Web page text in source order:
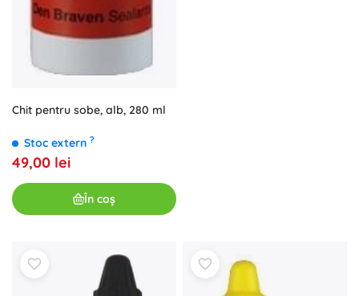
Chit pentru sobe, alb, 280 ml
Stoc extern ?
49,00 lei
În coș